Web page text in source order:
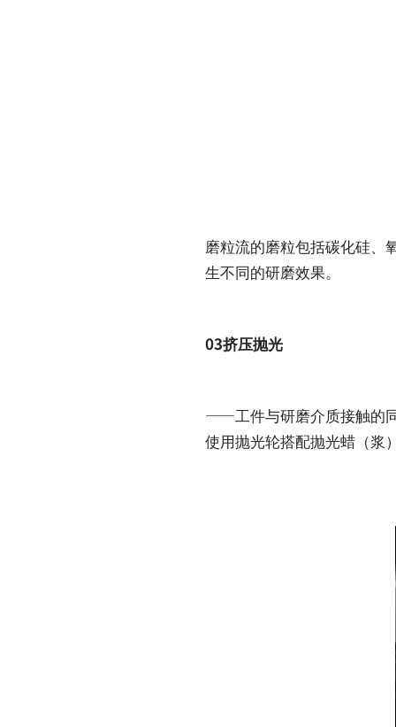
磨粒流的磨粒包括碳化硅、
生不同的研磨效果。
03挤压抛光
——工件与研磨介质接触的
使用抛光轮搭配抛光蜡（浆